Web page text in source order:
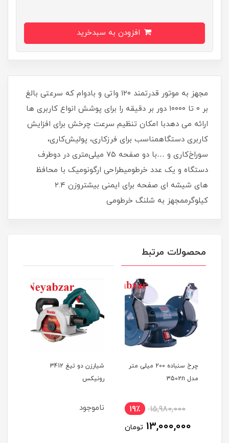
مجهز به موتور قدرتمند ۱۲۰ واتی و بادوام که سرعتی بالغ
بر ۰ تا ۱۰۰۰۰ دور بر دقیقه را برای پوشش انواع کاربری ها
ارائه می دهدبا امکان تنظیم سرعت چرخش برای افزایش
کاربری دستگاهمناسب برای فرزکاری، پولیش‌کاری،
سوراخ‌کاری و …با دو صفحه ۷۵ میلی‌متری در دوطرف
دستگاه و یک عدد خرطومیطراحی ارگونومیک با محافظ
های شیشه ای صفحه برای ایمنی بیشتروزن ۲.۴
کیلوگرممجهز به شلنگ خرطومی
محصولات مرتبط
چرخ سنباده 200 میلی متر
مدل 3502n
15,980,000 19٪
13,000,000 تومان
شیارزن دو تیغ 3412
رونیکس
ناموجود